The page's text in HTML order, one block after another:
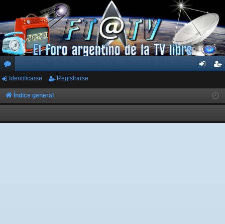
or
os
ar
ist
rs
Identificarse Registrarse
Índice general